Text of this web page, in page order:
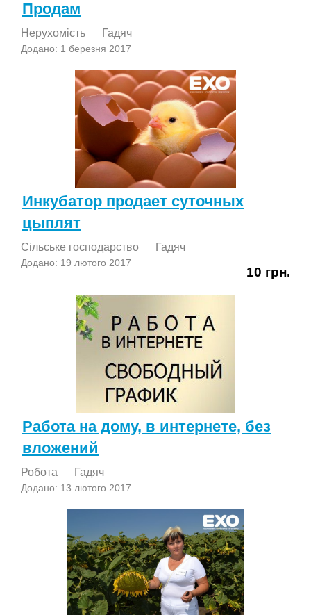
Продам
Нерухомість Гадяч
Додано: 1 березня 2017
Инкубатор продает суточных
цыплят
Сільське господарство Гадяч
Додано: 19 лютого 2017
10 грн.
Работа на дому, в интернете, без
вложений
Робота Гадяч
Додано: 13 лютого 2017